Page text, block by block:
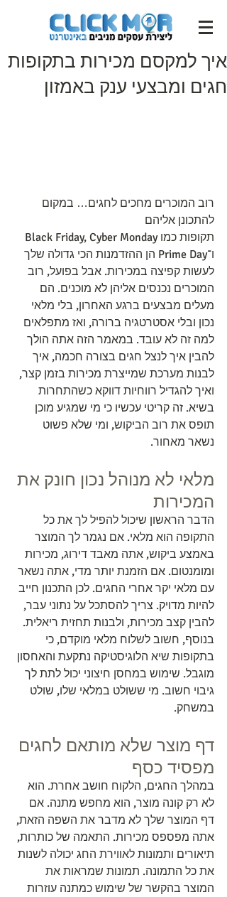
איך למקסם מכירות בתקופות
חגים ומבצעי ענק באמזון
רוב המוכרים מחכים לחגים… במקום
להתכונן אליהם
ו־Prime Day הן ההזדמנות הכי גדולה שלך
לעשות קפיצה במכירות. אבל בפועל, רוב
המוכרים נכנסים אליהן לא מוכנים. הם
מעלים מבצעים ברגע האחרון, בלי מלאי
נכון ובלי אסטרטגיה ברורה, ואז מתפלאים
למה זה לא עובד. במאמר הזה אתה הולך
להבין איך לנצל חגים בצורה חכמה, איך
לבנות מערכת שמייצרת מכירות בזמן קצר,
ואיך להגדיל רווחיות דווקא כשהתחרות
בשיא. זה קריטי עכשיו כי מי שמגיע מוכן
תופס את רוב הביקוש, ומי שלא פשוט
נשאר מאחור.
מלאי לא מנוהל נכון חונק את
המכירות
הדבר הראשון שיכול להפיל לך את כל
התקופה הוא מלאי. אם נגמר לך המוצר
באמצע ביקוש, אתה מאבד דירוג, מכירות
ומומנטום. אם הזמנת יותר מדי, אתה נשאר
עם מלאי יקר אחרי החגים. לכן התכנון חייב
להיות מדויק. צריך להסתכל על נתוני עבר,
להבין קצב מכירות, ולבנות תחזית ריאלית.
בנוסף, חשוב לשלוח מלאי מוקדם, כי
בתקופות שיא הלוגיסטיקה נתקעת והאחסון
מוגבל. שימוש במחסן חיצוני יכול לתת לך
גיבוי חשוב. מי ששולט במלאי שלו, שולט
במשחק.
דף מוצר שלא מותאם לחגים
מפסיד כסף
במהלך החגים, הלקוח חושב אחרת. הוא
לא רק קונה מוצר, הוא מחפש מתנה. אם
דף המוצר שלך לא מדבר את השפה הזאת,
אתה מפספס מכירות. התאמה של כותרות,
תיאורים ותמונות לאווירת החג יכולה לשנות
את כל התמונה. תמונות שמראות את
המוצר בהקשר של שימוש כמתנה עוזרות